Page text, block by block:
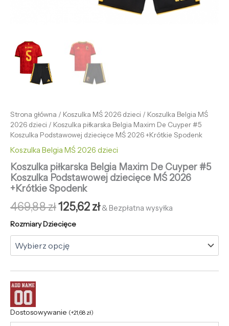
Strona główna / Koszulka MŚ 2026 dzieci / Koszulka Belgia MŚ
2026 dzieci / Koszulka piłkarska Belgia Maxim De Cuyper #5
Koszulka Podstawowej dziecięce MŚ 2026 +Krótkie Spodenk
Koszulka Belgia MŚ 2026 dzieci
Koszulka piłkarska Belgia Maxim De Cuyper #5
Koszulka Podstawowej dziecięce MŚ 2026
+Krótkie Spodenk
469,88zł125,62zł & Bezpłatna wysyłka
Rozmiary Dziecięce
Dostosowywanie (+21,68 zł)